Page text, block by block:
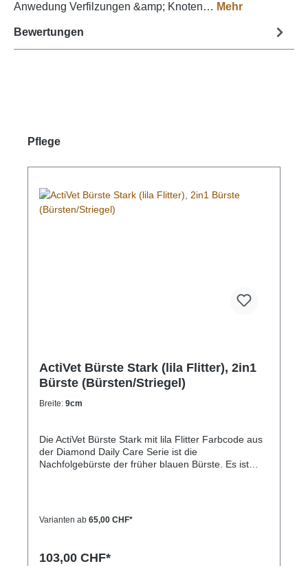
Anwedung Verfilzungen &amp; Knoten… Mehr
Bewertungen
Produktgalerie überspringen
Pflege
ActiVet Bürste Stark (lila Flitter), 2in1
Bürste (Bürsten/Striegel)
Breite: 9cm
Die ActiVet Bürste Stark mit lila Flitter Farbcode aus
der Diamond Daily Care Serie ist die
Nachfolgebürste der früher blauen Bürste. Es ist
Chow, Golden Retriever, Schnauzer
Varianten ab 65,00 CHF*
103,00 CHF*